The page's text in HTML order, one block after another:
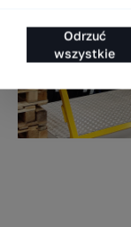
Odrzuć
wszystkie